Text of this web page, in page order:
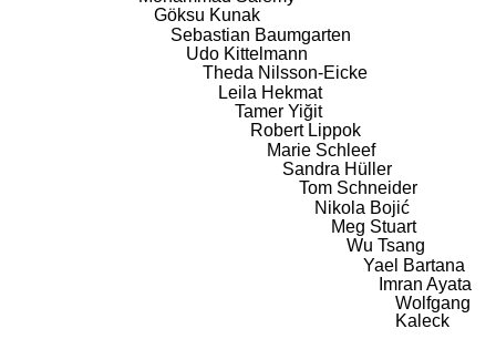
Göksu Kunak
Sebastian Baumgarten
Udo Kittelmann
Theda Nilsson-Eicke
Leila Hekmat
Tamer Yiğit
Robert Lippok
Marie Schleef
Sandra Hüller
Tom Schneider
Nikola Bojić
Meg Stuart
Wu Tsang
Yael Bartana
Imran Ayata
Wolfgang
Kaleck